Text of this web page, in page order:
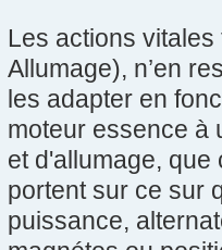
Les actions
Allumage), n’en
les adapter en
moteur essence à
et d'allumage,
portent sur ce sur
puissance,